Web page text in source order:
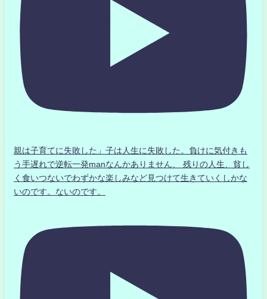
親は子育てに失敗した」子は人生に失敗した。負けに気付きも
う手遅れで逆転一発manなんかありません、 残りの人生、貧し
く食いつないでわずかな楽しみなど見つけて生きていくしかな
いのです。ないのです。